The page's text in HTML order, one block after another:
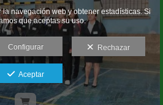
navegación web y obtener estadísticas. Si
que aceptas su uso.
Configurar Rechazar
Aceptar